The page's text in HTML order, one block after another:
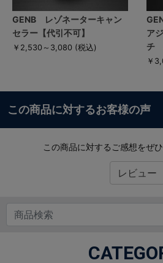
GENB レゾネーターキャン
セラー【代引不可】
￥2,530～3,080 (税込)
ア
チ
￥
この商品に対するお客様の声
この商品に対するご感想をぜ
レビュー